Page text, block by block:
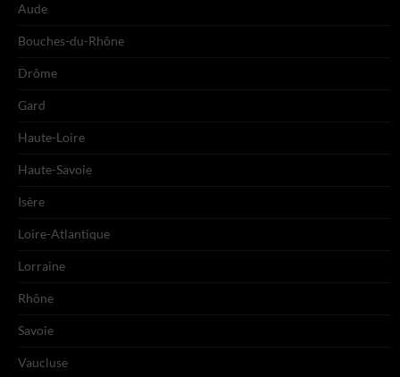
Aude
Bouches-du-Rhône
Drôme
Gard
Haute-Loire
Haute-Savoie
Isère
Loire-Atlantique
Lorraine
Rhône
Savoie
Vaucluse